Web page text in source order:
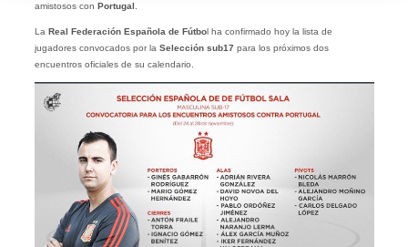
amistosos con Portugal
La Real Federación Española de Fútbol ha confirmado hoy la lista de
jugadores convocados por la Selección sub17 para los próximos dos
encuentros oficiales de su calendario.